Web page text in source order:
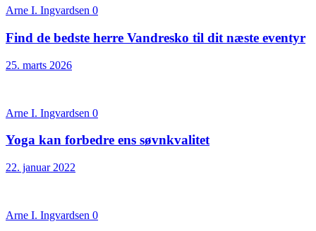
Arne I. Ingvardsen 0
Find de bedste herre Vandresko til dit næste eventyr
25. marts 2026
Arne I. Ingvardsen 0
Yoga kan forbedre ens søvnkvalitet
22. januar 2022
Arne I. Ingvardsen 0